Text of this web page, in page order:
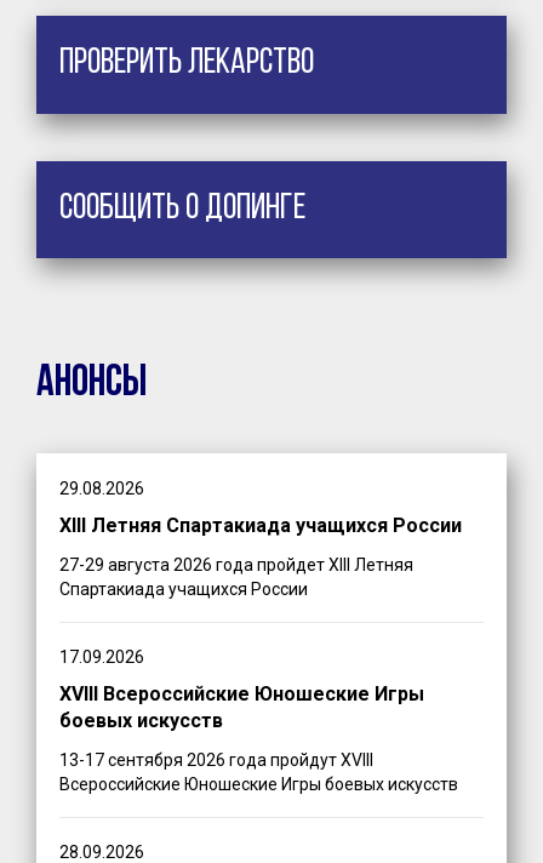
Проверить лекарство
Сообщить о допинге
Анонсы
29.08.2026
XIII Летняя Спартакиада учащихся России
27-29 августа 2026 года пройдет XIII Летняя
Спартакиада учащихся России
17.09.2026
XVIII Всероссийские Юношеские Игры
боевых искусств
13-17 сентября 2026 года пройдут XVIII
Всероссийские Юношеские Игры боевых искусств
28.09.2026